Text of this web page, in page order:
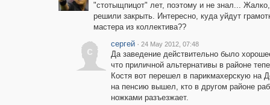
"стотыщпицот" лет, поэтому и не знал...
решили закрыть. Интересно, куда уйдут
мастера из коллектива??
с
сергей · 24 May 2012, 07:48
Да заведение действительно было
что приличной альтернативы в районе
Костя вот перешел в парикмахерскую на
на пенсию вышел, кто в другом районе
ножками разъезжает.